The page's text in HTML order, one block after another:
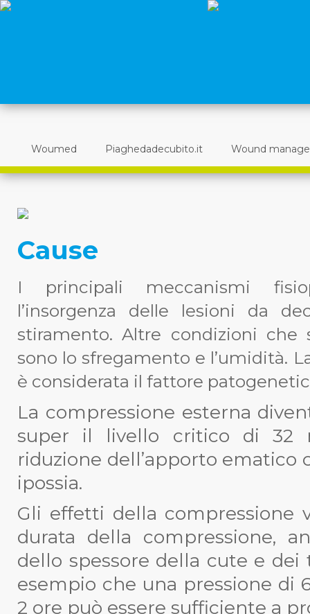
Woumed Piaghedadecubito.it Wound
Cause
I principali meccanismi
l’insorgenza delle lesioni da
stiramento. Altre condizioni che
sono lo sfregamento e l’umidità.
è considerata il fattore
La compressione esterna
super il livello critico di 32
riduzione dell’apporto
ipossia.
Gli effetti della compressione
durata della compressione,
dello spessore della cute e
esempio che una pressione
2 ore può essere sufficiente a